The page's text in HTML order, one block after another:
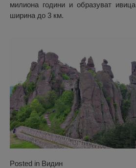
милиона години и образуват
ширина до 3 км.
Posted in Видин